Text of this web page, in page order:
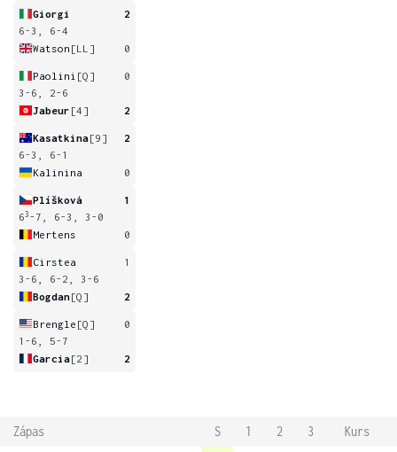
Giorgi
2
6-3, 6-4
Watson [LL] 0
Paolini [Q]
0
3-6, 2-6
Jabeur [4] 2
Kasatkina[9]
2
6-3, 6-1
Kalinina
0
Plíšková
1
63 -7, 6-3, 3-0
Mertens
0
Cirstea
1
3-6, 6-2, 3-6
Bogdan[Q] 2
Brengle [Q]
0
1-6, 5-7
Garcia[2] 2
Zápas S 1 2 3
Kurs